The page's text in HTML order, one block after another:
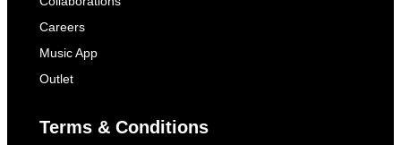
Careers
Music App
Outlet
Terms & Conditions